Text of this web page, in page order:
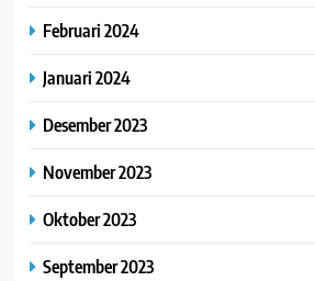
Februari 2024
Januari 2024
Desember 2023
November 2023
Oktober 2023
September 2023